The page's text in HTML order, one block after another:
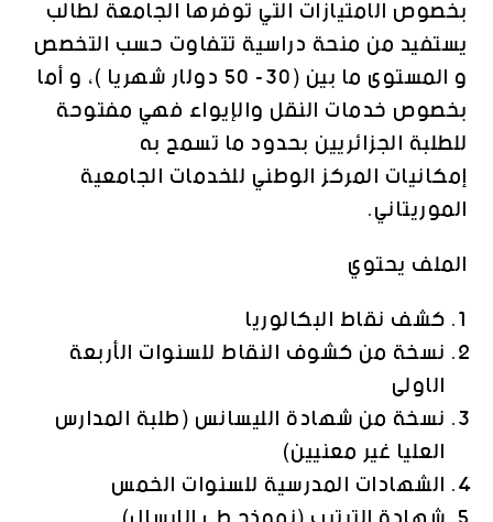
بخصوص الامتيازات التي توفرها الجامعة لطالب
يستفيد من منحة دراسية تتفاوت حسب التخصص
و المستوى ما بين (30- 50 دولار شهريا )، و أما
بخصوص خدمات النقل والإيواء فهي مفتوحة
للطلبة الجزائريين بحدود ما تسمح به
إمكانيات المركز الوطني للخدمات الجامعية
الموريتاني.
الملف يحتوي
كشف نقاط البكالوريا
نسخة من كشوف النقاط للسنوات الأربعة
الاولى
نسخة من شهادة الليسانس (طلبة المدارس
العليا غير معنيين)
الشهادات المدرسية للسنوات الخمس